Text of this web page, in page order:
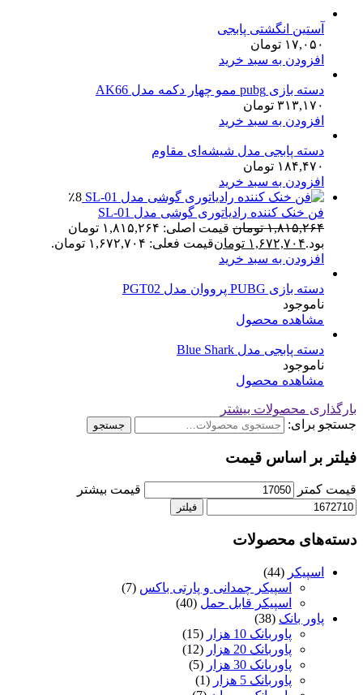
آستین انگشتی پابجی
۱۷,۰۵۰ تومان
افزودن به سبد خرید
دسته بازی pubg ممو چهار دکمه مدل AK66
۳۱۳,۱۷۰ تومان
افزودن به سبد خرید
دسته پابجی مدل شیشه‌ای مقاوم
۱۸۴,۴۷۰ تومان
افزودن به سبد خرید
٪8
فن خنک کننده رادیاتوری گوشی مدل SL-01
۱,۸۱۵,۲۶۴ تومان
قیمت اصلی: ۱,۸۱۵,۲۶۴ تومان
بود.۱,۶۷۲,۷۰۴ تومانقیمت فعلی: ۱,۶۷۲,۷۰۴ تومان.
افزودن به سبد خرید
دسته بازی PUBG پرووان مدل PGT02
ناموجود
مشاهده محصول
دسته پابجی مدل Blue Shark
ناموجود
مشاهده محصول
بارگذاری محصولات بیشتر
جستجو برای:
جستجو
فیلتر بر اساس قیمت
قیمت کمتر قیمت بیشتر
فیلتر
دسته‌های محصولات
اسپیکر (44)
اسپیکر چمدانی و پارتی باکس (7)
اسپیکر قابل حمل (40)
پاور بانک (38)
پاوربانک 10 هزار
(15)
پاوربانک 20 هزار
(12)
پاوربانک 30 هزار
(5)
پاوربانک 5 هزار
(1)